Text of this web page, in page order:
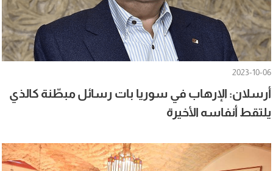
2023-10-06
أرسلان: الإرهاب في ‫سوريا‬ بات رسائل مبطّنة كالذي
يلتقط أنفاسه الأخيرة